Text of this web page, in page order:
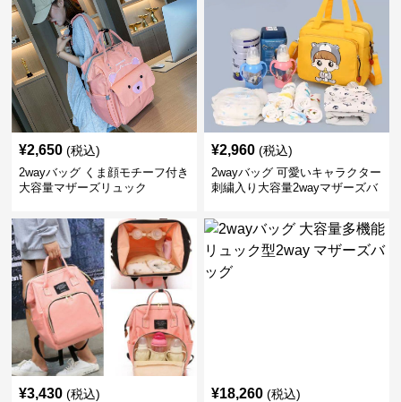
¥2,650 (税込)
2wayバッグ くま顔モチーフ付き
大容量マザーズリュック
¥2,960 (税込)
2wayバッグ 可愛いキャラクター
刺繍入り大容量2wayマザーズバ
¥3,430 (税込) ¥18,260 (税込)